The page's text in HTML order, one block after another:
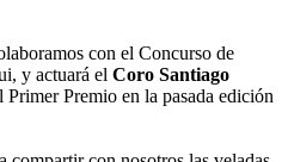
con el Concurso de
y actuará el Coro Santiago
Primer Premio en la pasada edición